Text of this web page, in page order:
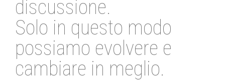
discussione.
Solo in questo modo
possiamo evolvere e
cambiare in meglio.